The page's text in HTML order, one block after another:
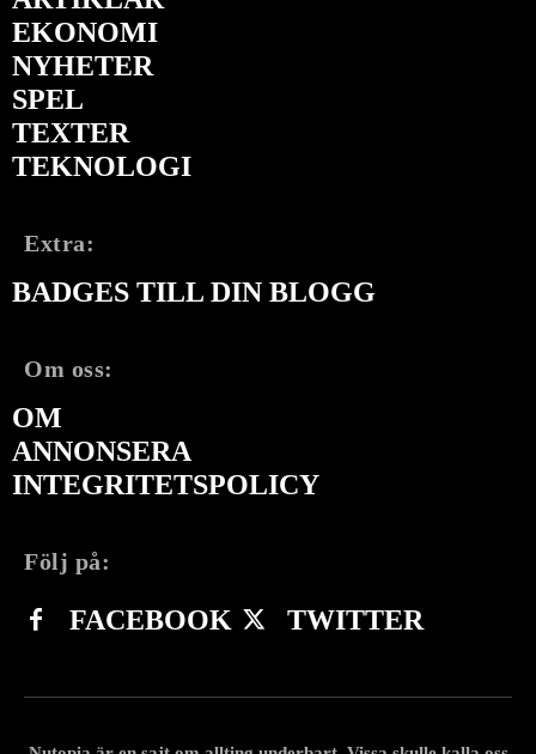
EKONOMI
NYHETER
SPEL
TEXTER
TEKNOLOGI
Extra:
BADGES TILL DIN BLOGG
Om oss:
OM
ANNONSERA
INTEGRITETSPOLICY
Följ på:
FACEBOOK TWITTER